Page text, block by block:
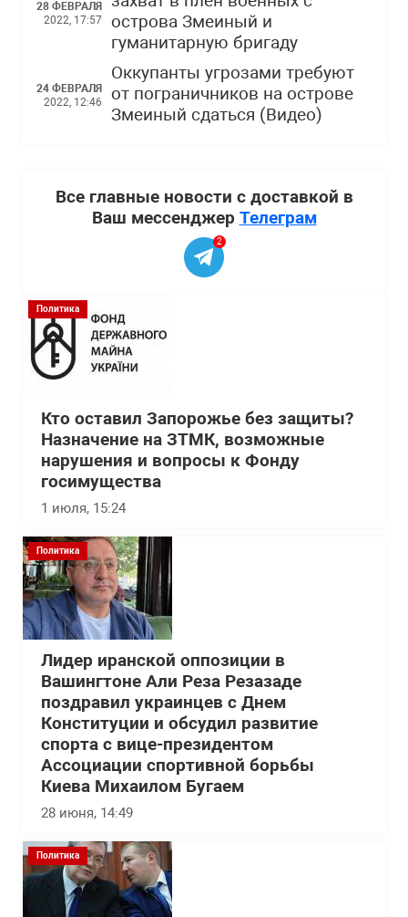
28 ФЕВРАЛЯ
2022, 17:57
острова Змеиный и
гуманитарную бригаду
24 ФЕВРАЛЯ
2022, 12:46
Оккупанты угрозами требуют
от пограничников на острове
Змеиный сдаться (Видео)
Все главные новости с доставкой в
Ваш мессенджер Телеграм
2
Политика
Кто оставил Запорожье без защиты?
Назначение на ЗТМК, возможные
нарушения и вопросы к Фонду
госимущества
1 июля, 15:24
Политика
Лидер иранской оппозиции в
Вашингтоне Али Реза Резазаде
поздравил украинцев с Днем
Конституции и обсудил развитие
спорта с вице-президентом
Ассоциации спортивной борьбы
Киева Михаилом Бугаем
28 июня, 14:49
Политика